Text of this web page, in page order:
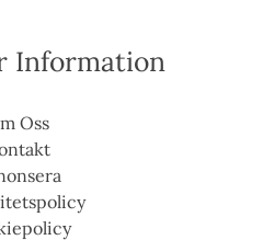
Information
Oss